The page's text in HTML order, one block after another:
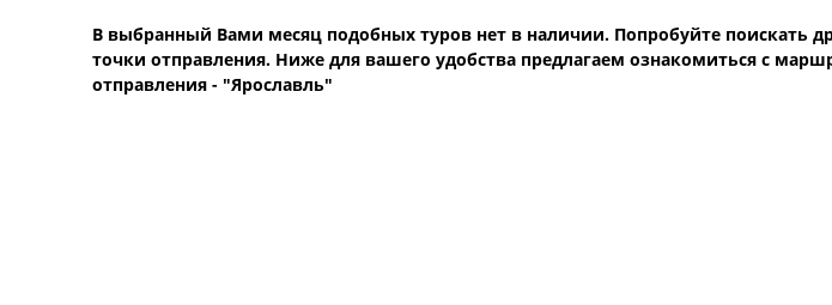
В выбранный Вами месяц подобных туров нет в наличии. Попробуйте поискать
точки отправления. Ниже для вашего удобства предлагаем ознакомиться с
отправления - "Ярославль"